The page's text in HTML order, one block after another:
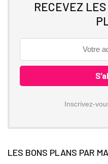
RECEVEZ
Inscrivez-
LES BONS PLANS PAR